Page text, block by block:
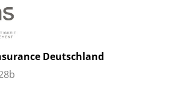
Deutschland